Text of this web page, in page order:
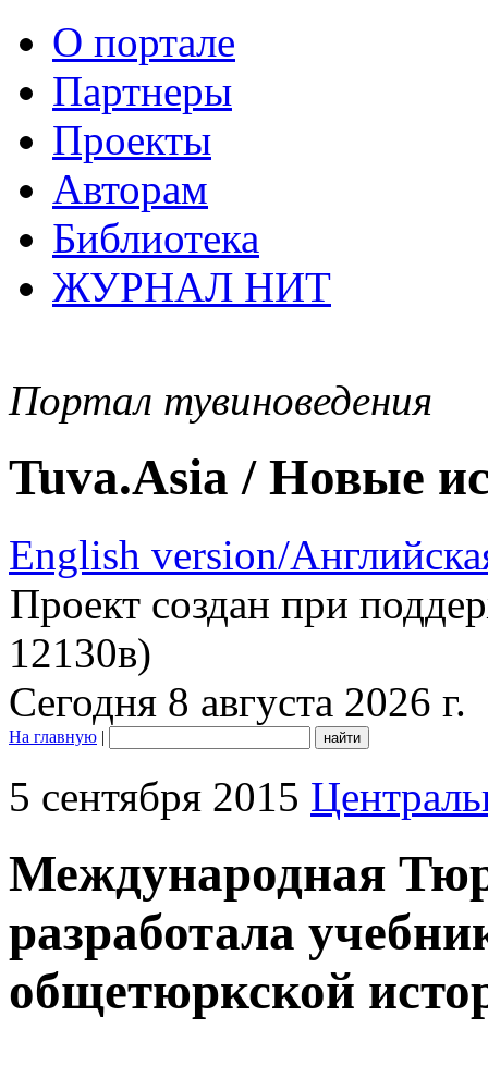
О портале
Партнеры
Проекты
Авторам
Библиотека
ЖУРНАЛ НИТ
Портал тувиноведения
Tuva.Asia / Новые
English version/
Проект создан при
12130в)
Сегодня 8 августа 2026 г.
На главную |
5 сентября 2015
Международная
разработала
общетюркской